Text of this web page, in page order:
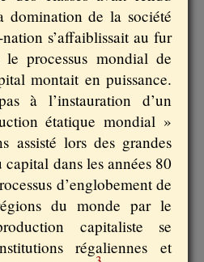
domination de la société
s’affaiblissait au fur
processus mondial de
montait en puissance.
à l’instauration d’un
étatique mondial »
assisté lors des grandes
dans les années 80
d’englobement de
du monde par le
capitaliste se
régaliennes et